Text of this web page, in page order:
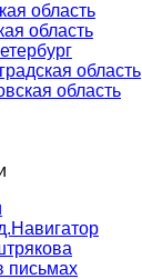
область
область
область
область
письмах